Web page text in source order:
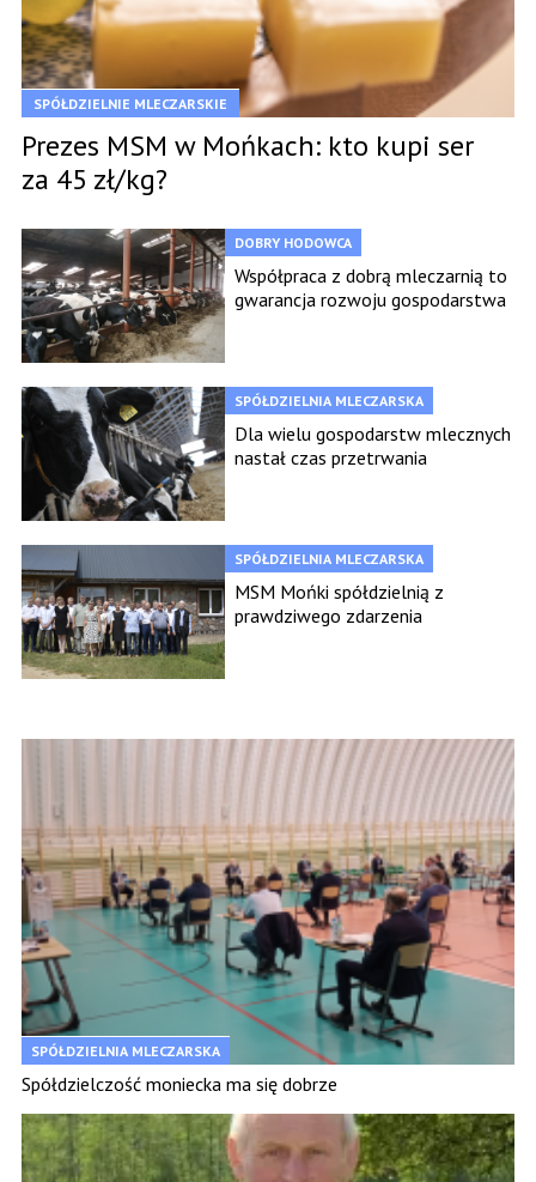
SPÓŁDZIELNIE MLECZARSKIE
Prezes MSM w Mońkach: kto kupi ser
za 45 zł/kg?
DOBRY HODOWCA
Współpraca z dobrą mleczarnią to
gwarancja rozwoju gospodarstwa
SPÓŁDZIELNIA MLECZARSKA
Dla wielu gospodarstw mlecznych
nastał czas przetrwania
SPÓŁDZIELNIA MLECZARSKA
MSM Mońki spółdzielnią z
prawdziwego zdarzenia
SPÓŁDZIELNIA MLECZARSKA
Spółdzielczość moniecka ma się dobrze